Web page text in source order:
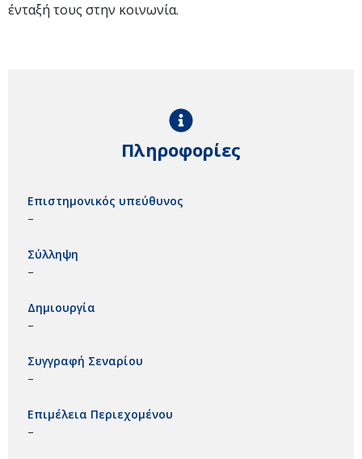
ένταξή τους στην κοινωνία.
Πληροφορίες
Επιστημονικός υπεύθυνος
–
Σύλληψη
–
Δημιουργία
–
Συγγραφή Σεναρίου
–
Επιμέλεια Περιεχομένου
–